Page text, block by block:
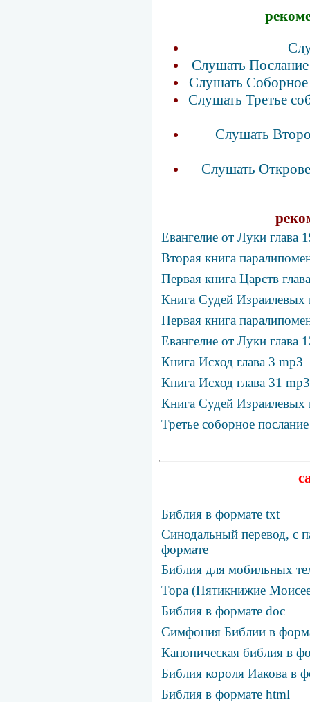
Слушать
Слушать Соборное
Слушать Третье
Слушать
Слушать
Евангелие от Луки глава
Вторая книга
Первая книга Царств
Книга Судей Израилевых
Первая книга
Евангелие от Луки глава
Книга Исход глава 3 mp3
Книга Исход глава 31 mp3
Книга Судей Израилевых
Третье соборное
Библия в формате txt
Синодальный перевод, с
формате
Библия для мобильных
Тора (Пятикнижие
Библия в формате doc
Симфония Библии в
Каноническая библия в
Библия короля Иакова в
Библия в формате html